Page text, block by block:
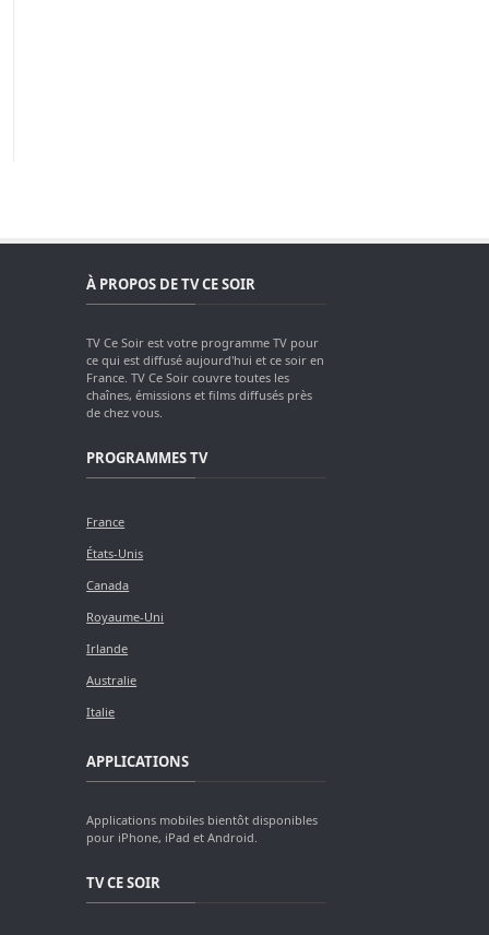
À PROPOS DE TV CE SOIR
TV Ce Soir est votre programme TV pour
ce qui est diffusé aujourd'hui et ce soir en
France. TV Ce Soir couvre toutes les
chaînes, émissions et films diffusés près
de chez vous.
PROGRAMMES TV
France
États-Unis
Canada
Royaume-Uni
Irlande
Australie
Italie
APPLICATIONS
Applications mobiles bientôt disponibles
pour iPhone, iPad et Android.
TV CE SOIR